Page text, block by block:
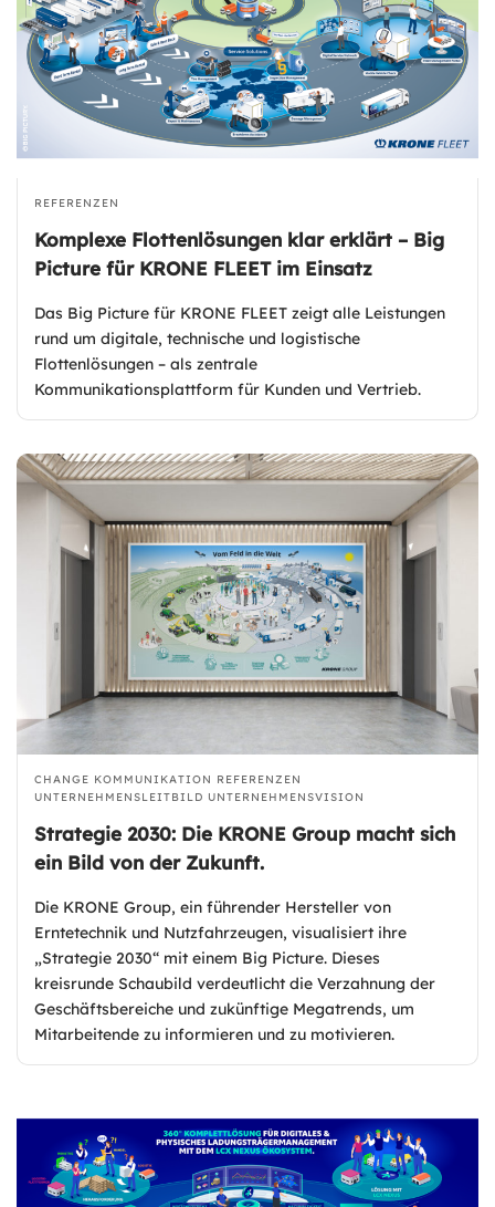
REFERENZEN
Komplexe Flottenlösungen klar erklärt – Big
Picture für KRONE FLEET im Einsatz
Das Big Picture für KRONE FLEET zeigt alle Leistungen
rund um digitale, technische und logistische
Flottenlösungen – als zentrale
Kommunikationsplattform für Kunden und Vertrieb.
CHANGE KOMMUNIKATION REFERENZEN
UNTERNEHMENSLEITBILD UNTERNEHMENSVISION
Strategie 2030: Die KRONE Group macht sich
ein Bild von der Zukunft.
Die KRONE Group, ein führender Hersteller von
Erntetechnik und Nutzfahrzeugen, visualisiert ihre
„Strategie 2030“ mit einem Big Picture. Dieses
kreisrunde Schaubild verdeutlicht die Verzahnung der
Geschäftsbereiche und zukünftige Megatrends, um
Mitarbeitende zu informieren und zu motivieren.